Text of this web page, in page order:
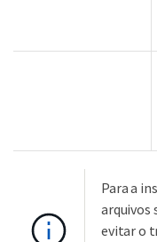
Para a
arquivos
evitar o